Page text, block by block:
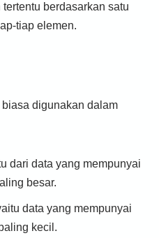
berdasarkan satu
tiap elemen.
digunakan dalam
dari data yang mempunyai
besar.
data yang mempunyai
kecil.